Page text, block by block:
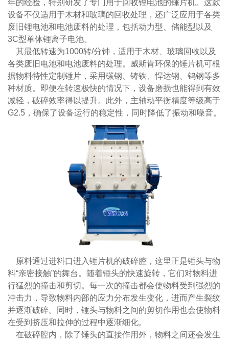
年的经验，特别研发了专门用于回收锂电池的锤片机。这款
设备不仅适用于木材和玻璃的回收处理，还广泛应用于各类
废旧锂电池和电池废料的处理，包括动力型、储能型以及
3C型单体锂离子电池。
其最低转速为1000转/分钟，适用于木材、玻璃回收以及
各类废旧电池和电池废料的处理。威斯肯环保的锤片机可根
据物料特性定制锤片，采用碳钢、铸铁、悍达钢、钨钢等多
种材质。即便在转速极快的情况下，设备磨损也能得到有效
减轻，破碎效率得以提升。此外，主轴动平衡精度等级高于
G2.5，确保了设备运行的稳定性，同时降低了振动和噪音。
原料通过进料口进入锤片机的破碎腔，这里正是锤头与物
料“亲密接触”的舞台。随着锤头的快速旋转，它们对物料进
行猛烈的撞击和剪切。每一次的撞击都会使物料受到强烈的
冲击力，导致物料内部的应力分布发生变化，进而产生裂纹
并逐渐破碎。同时，锤头与物料之间的剪切作用也会使物料
在受到挤压和拉伸的过程中逐渐细化。
在破碎腔内，除了锤头的直接作用外，物料之间还会发生